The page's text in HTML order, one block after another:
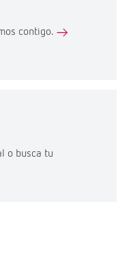
contigo.
o busca tu